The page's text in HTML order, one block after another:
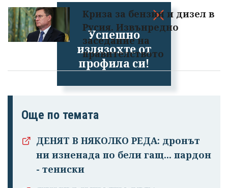
Успешно
излязохте от
профила си!
Криза за бензин и дизел в
Русия. Извънредно
заседание на
правителството
Още по темата
ДЕНЯТ В НЯКОЛКО РЕДА: дронът
ни изненада по бели гащ... пардон
- тениски